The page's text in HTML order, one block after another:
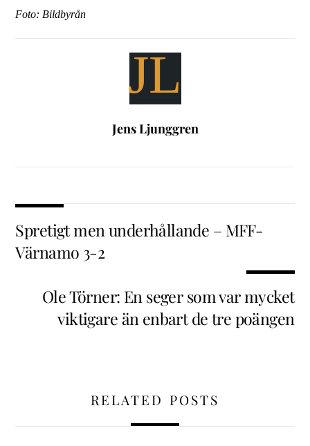
Foto: Bildbyrån
JL
Jens Ljunggren
Spretigt men underhållande – MFF-
Värnamo 3-2
Ole Törner: En seger som var mycket
viktigare än enbart de tre poängen
RELATED POSTS